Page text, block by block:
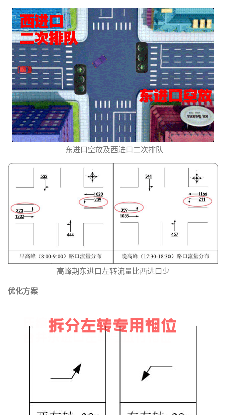
东进口空放及西进口二次排队
高峰期东进口左转流量比西进口少
优化方案